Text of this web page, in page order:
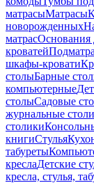
матрасыМатрасы
новорожденных
матрасОснования
кроватей
шкафы-кровати
столыБарные
компьютерные
столыСадовые
журнальные
столики
книгиСтулья
табуреты
креслаДетские
кресла, стулья,